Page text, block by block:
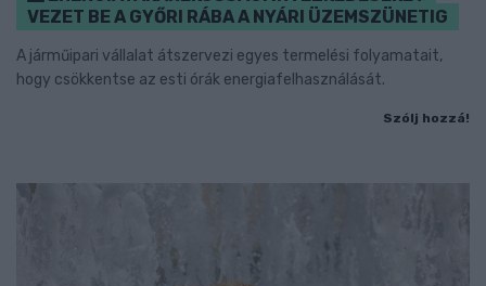
VEZET BE A GYŐRI RÁBA A NYÁRI ÜZEMSZÜNETIG
A járműipari vállalat átszervezi egyes termelési folyamatait,
hogy csökkentse az esti órák energiafelhasználását.
Szólj hozzá!